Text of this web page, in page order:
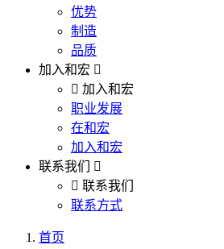
优势
制造
品质
加入和宏
加入和宏
职业发展
在和宏
加入和宏
联系我们
联系我们
联系方式
首页